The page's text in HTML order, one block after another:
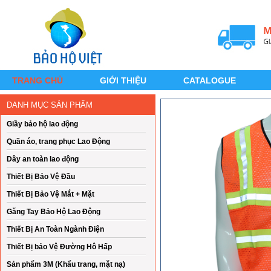
TRANG CHỦ GIỚI THIỆU CATALOGUE
DANH MỤC SẢN PHẨM
Giầy bảo hộ lao động
Quần áo, trang phục Lao Động
Dây an toàn lao động
Thiết Bị Bảo Vệ Đầu
Thiết Bị Bảo Vệ Mắt + Mặt
Găng Tay Bảo Hộ Lao Động
Thiết Bị An Toàn Ngành Điện
Thiết Bị bảo Vệ Đường Hô Hấp
Sản phẩm 3M (Khẩu trang, mặt nạ)